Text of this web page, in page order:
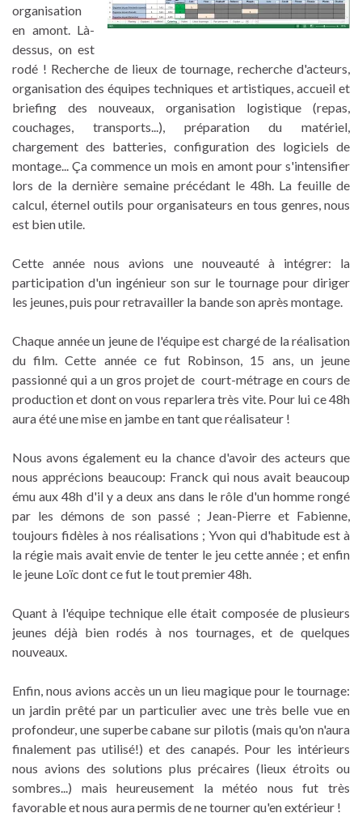
organisation
en amont. Là-
dessus, on est
rodé ! Recherche de lieux de tournage, recherche d'acteurs,
organisation des équipes techniques et artistiques, accueil et
briefing des nouveaux, organisation logistique (repas,
couchages, transports...), préparation du matériel,
chargement des batteries, configuration des logiciels de
montage... Ça commence un mois en amont pour s'intensifier
lors de la dernière semaine précédant le 48h. La feuille de
calcul, éternel outils pour organisateurs en tous genres, nous
est bien utile.
Cette année nous avions une nouveauté à intégrer: la
participation d'un ingénieur son sur le tournage pour diriger
les jeunes, puis pour retravailler la bande son après montage.
Chaque année un jeune de l'équipe est chargé de la réalisation
du film. Cette année ce fut Robinson, 15 ans, un jeune
passionné qui a un gros projet de court-métrage en cours de
production et dont on vous reparlera très vite. Pour lui ce 48h
aura été une mise en jambe en tant que réalisateur !
Nous avons également eu la chance d'avoir des acteurs que
nous apprécions beaucoup: Franck qui nous avait beaucoup
ému aux 48h d'il y a deux ans dans le rôle d'un homme rongé
par les démons de son passé ; Jean-Pierre et Fabienne,
toujours fidèles à nos réalisations ; Yvon qui d'habitude est à
la régie mais avait envie de tenter le jeu cette année ; et enfin
le jeune Loïc dont ce fut le tout premier 48h.
Quant à l'équipe technique elle était composée de plusieurs
jeunes déjà bien rodés à nos tournages, et de quelques
nouveaux.
Enfin, nous avions accès un un lieu magique pour le tournage:
un jardin prêté par un particulier avec une très belle vue en
profondeur, une superbe cabane sur pilotis (mais qu'on n'aura
finalement pas utilisé!) et des canapés. Pour les intérieurs
nous avions des solutions plus précaires (lieux étroits ou
sombres...) mais heureusement la météo nous fut très
favorable et nous aura permis de ne tourner qu'en extérieur !